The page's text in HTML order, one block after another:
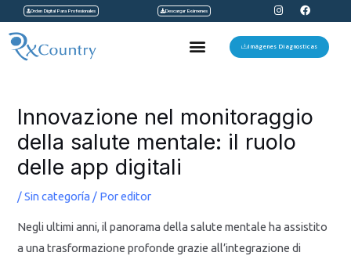
contenido
Orden Digital Para Profesionales Descargar Exámenes
I
n
s
t
a
F
a
c
e
b
Menu Imágenes Diagnosticas
Innovazione nel monitoraggio
della salute mentale: il ruolo
delle app digitali
/Sin categoría / Poreditor
Negli ultimi anni, il panorama della salute mentale ha assistito
a una trasformazione profonde grazie all’integrazione di
entradas